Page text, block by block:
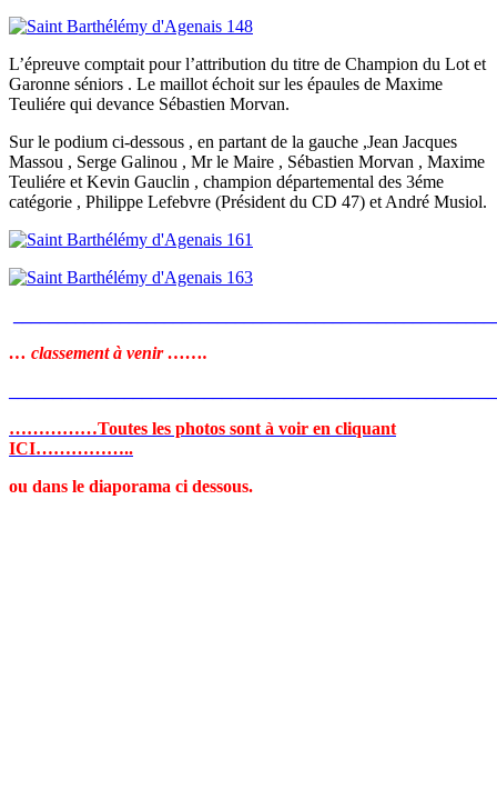
L’épreuve comptait pour l’attribution du titre de Champion du Lot et
Garonne séniors . Le maillot échoit sur les épaules de Maxime
Teuliére qui devance Sébastien Morvan.
Sur le podium ci-dessous , en partant de la gauche ,Jean Jacques
Massou , Serge Galinou , Mr le Maire , Sébastien Morvan , Maxime
Teuliére et Kevin Gauclin , champion départemental des 3éme
catégorie , Philippe Lefebvre (Président du CD 47) et André Musiol.
… classement à venir …….
……………Toutes les photos sont à voir en cliquant
ICI……………..
ou dans le diaporama ci dessous.